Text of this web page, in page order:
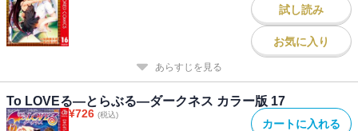
試し読み
お気に入り
あらすじを見る
To LOVEる―とらぶる―ダークネス カラー版 17
¥726 (税込)
カートに入れる